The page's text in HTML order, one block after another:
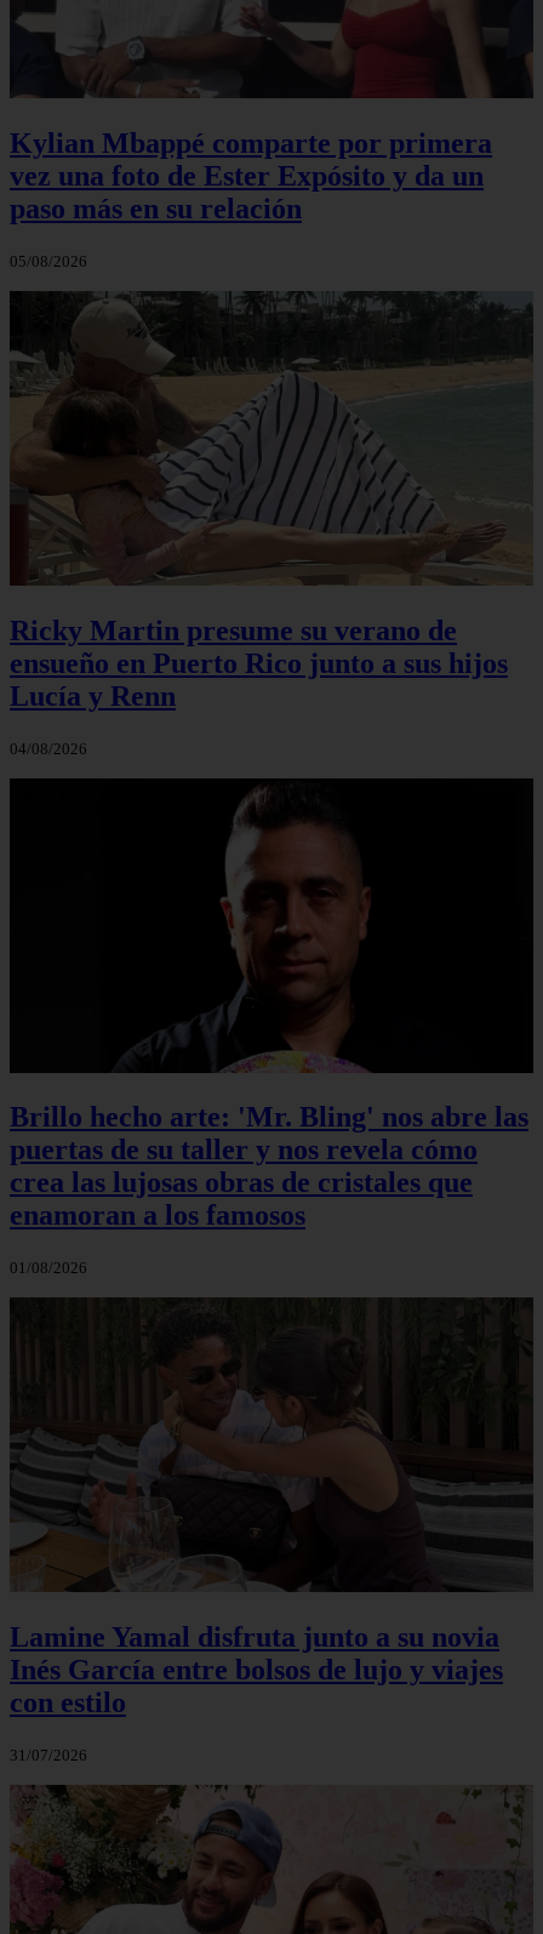
Kylian Mbappé comparte por primera
vez una foto de Ester Expósito y da un
paso más en su relación
05/08/2026
Ricky Martin presume su verano de
ensueño en Puerto Rico junto a sus hijos
Lucía y Renn
04/08/2026
Brillo hecho arte: 'Mr. Bling' nos abre las
puertas de su taller y nos revela cómo
crea las lujosas obras de cristales que
enamoran a los famosos
01/08/2026
Lamine Yamal disfruta junto a su novia
Inés García entre bolsos de lujo y viajes
con estilo
31/07/2026